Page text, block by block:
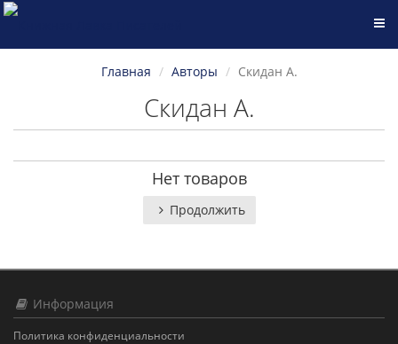
Главная Авторы Скидан А.
Скидан А.
Нет товаров
Продолжить
Информация
Политика конфиденциальности